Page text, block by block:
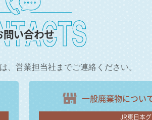
、 営業担当社までご連絡ください。
一般廃棄物につい
JR東日本